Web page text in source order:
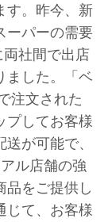
す。昨今、新
ーパーの需要
社間で出店
ました。「ベ
注文された
プしてお客様
が可能で、
ル店舗の強
品をご提供し
じて、お客様